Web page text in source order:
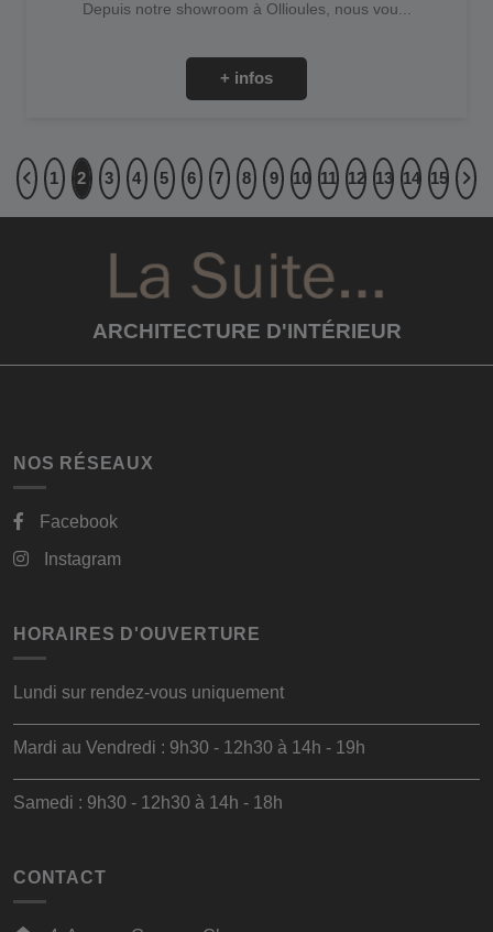
Depuis notre showroom à Ollioules, nous vou...
+ infos
1 2 3 4 5 6 7 8 9 10 11 12 13 14 15
ARCHITECTURE D'INTÉRIEUR
NOS RÉSEAUX
Facebook
Instagram
HORAIRES D'OUVERTURE
Lundi sur rendez-vous uniquement
Mardi au Vendredi : 9h30 - 12h30 à 14h - 19h
Samedi : 9h30 - 12h30 à 14h - 18h
CONTACT